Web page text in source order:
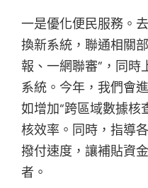
一是優化便民服務。
換新系統，聯通相關
報、一網聯審”，同時
系統。今年，我們會
如增加“跨區域數據核
核效率。同時，指導
撥付速度，讓補貼資
者。